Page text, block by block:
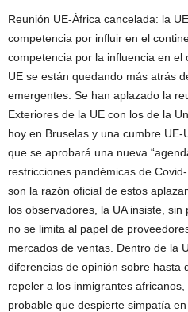
Reunión UE-África cancelada: la
competencia por influir en el
competencia por la influencia en el
UE se están quedando más atrás
emergentes. Se han aplazado la
Exteriores de la UE con los de la
hoy en Bruselas y una cumbre
que se aprobará una nueva
restricciones pandémicas de
son la razón oficial de estos
los observadores, la UA insiste,
no se limita al papel de
mercados de ventas. Dentro de la
diferencias de opinión sobre hasta
repeler a los inmigrantes
probable que despierte simpatía